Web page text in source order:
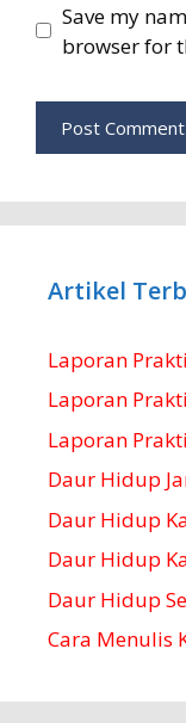
Save my
browser for
Artikel
Laporan
Laporan
Laporan
Daur Hidup
Daur Hidup
Daur Hidup
Daur Hidup
Cara Menulis